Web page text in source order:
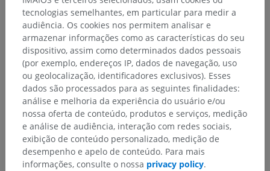
Corpo humano> Sistema músculoesquelético>
Sistema muscular> Músculos>
Músculo multipeniforme
Estruturas subjacentes:Não há nenhuma estrutura
subjacente para esta parte anatômica
Anatomia humana 1
tecnologias semelhantes, em particular para medir a
audiência. Os cookies nos permitem analisar e
armazenar informações como as características do seu
dispositivo, assim como determinados dados pessoais
(por exemplo, endereços IP, dados de navegação, uso
ou geolocalização, identificadores exclusivos). Esses
dados são processados para as seguintes finalidades:
análise e melhoria da experiência do usuário e/ou
nossa oferta de conteúdo, produtos e serviços, medição
e análise de audiência, interação com redes sociais,
exibição de conteúdo personalizado, medição de
desempenho e apelo de conteúdo. Para mais
informações, consulte o nossa privacy policy.